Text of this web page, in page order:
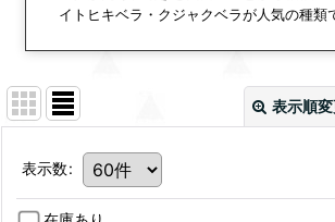
イトヒキベラ・クジャクベラが人気の種類
表示順
表示数: